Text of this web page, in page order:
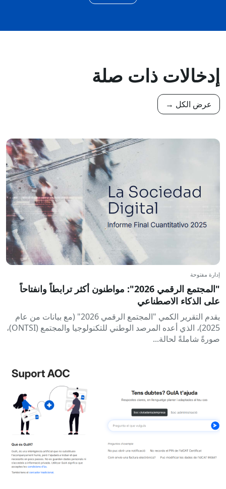
إدخالات ذات صلة
عرض الكل →
إدارة مفتوحة
"المجتمع الرقمي 2026": مواطنون أكثر ترابطاً وانفتاحاً
على الذكاء الاصطناعي
يقدم التقرير الكمي "المجتمع الرقمي 2026" (مع بيانات من عام
2025)، الذي أعده المرصد الوطني للتكنولوجيا والمجتمع (ONTSI)،
صورةً شاملةً لحالة...